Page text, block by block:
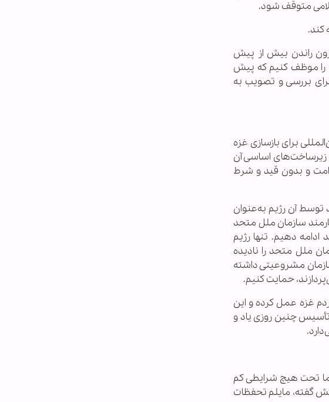
متوقف شود.
کند.
راندن بیش از پیش
را موظف کنیم که پیش‌
بررسی و تصویب به
برای بازسازی غزه
زیرساخت‌های اساسی آن
و بدون قید و شرط
توسط آن رژیم به‌عنوان
سازمان ملل متحد
دهیم. تنها رژیم
ملل متحد را نادیده
مشروعیتی داشته
حمایت کنیم.
غزه عمل کرده و این
تأسیس چنین روزی یاد و
تحت هیچ شرایطی کم
گفته، مایلم تحفظات